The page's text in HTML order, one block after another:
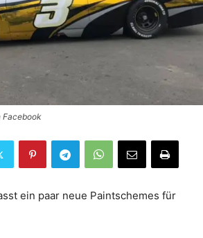
Facebook
ein paar neue Paintschemes für